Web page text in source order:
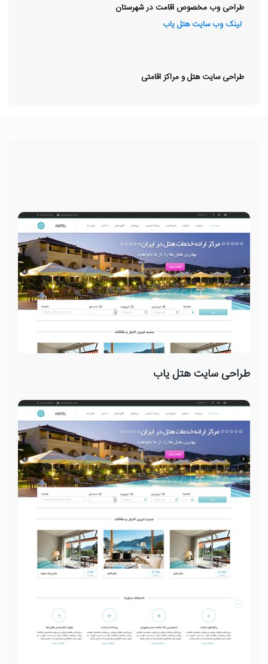
طراحی وب مخصوص اقامت در شهرستان
لینک وب سایت هتل یاب
طراحی سایت هتل و مراکز اقامتی
طراحی سایت هتل یاب